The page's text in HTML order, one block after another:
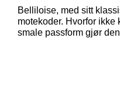
Belliloise, med sitt
motekoder. Hvorfor
smale passform gjør